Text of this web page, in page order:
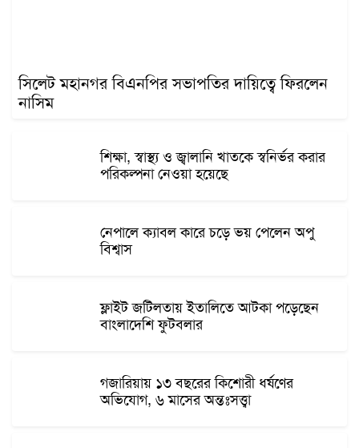
সিলেট মহানগর বিএনপির সভাপতির দায়িত্বে ফিরলেন
নাসিম
শিক্ষা, স্বাস্থ্য ও জ্বালানি খাতকে স্বনির্ভর করার
পরিকল্পনা নেওয়া হয়েছে
নেপালে ক্যাবল কারে চড়ে ভয় পেলেন অপু
বিশ্বাস
ফ্লাইট জটিলতায় ইতালিতে আটকা পড়েছেন
বাংলাদেশি ফুটবলার
গজারিয়ায় ১৩ বছরের কিশোরী ধর্ষণের
অভিযোগ, ৬ মাসের অন্তঃসত্ত্বা